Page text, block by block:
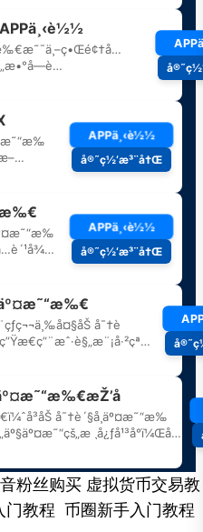
粉丝购买虚拟货币交易教
门教程 币圈新手入门教程